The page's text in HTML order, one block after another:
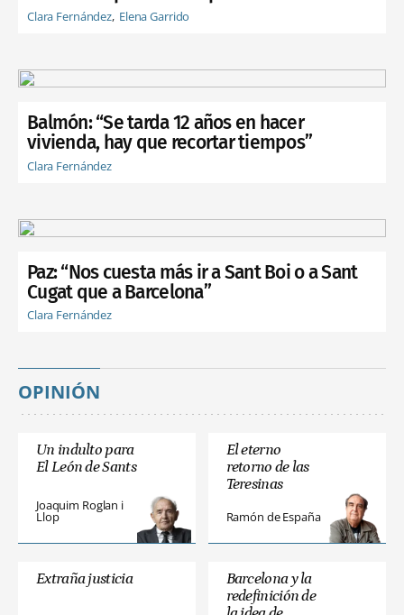
Clara Fernández Elena Garrido
Balmón: “Se tarda 12 años en hacer
vivienda, hay que recortar tiempos”
Clara Fernández
Paz: “Nos cuesta más ir a Sant Boi o a Sant
Cugat que a Barcelona”
Clara Fernández
OPINIÓN
Un indulto para
El León de Sants
Joaquim Roglan i
Llop
El eterno
retorno de las
Teresinas
Ramón de España
Extraña justicia
Barcelona y la
redefinición de